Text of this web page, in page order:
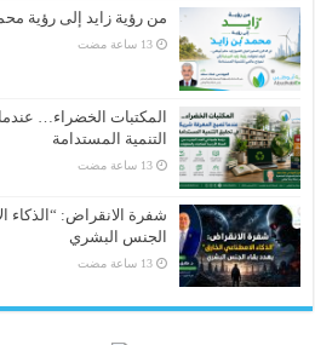
من رؤية زايد إلى رؤية
المكتبات الخضراء…
التنمية المستدامة
شفرة الانقراض: “الذكاء
الجنس البشري